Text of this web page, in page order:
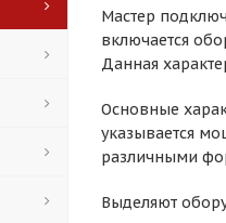
Мастер
включается
Данная
Основные
указывается
различными
Выделяют